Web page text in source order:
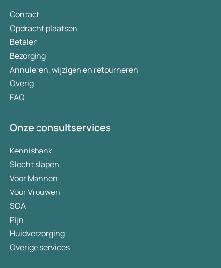
Contact
Opdracht plaatsen
Betalen
Bezorging
Annuleren, wijzigen en retourneren
Overig
FAQ
Onze consultservices
Kennisbank
Slecht slapen
Voor Mannen
Voor Vrouwen
SOA
Pijn
Huidverzorging
Overige services